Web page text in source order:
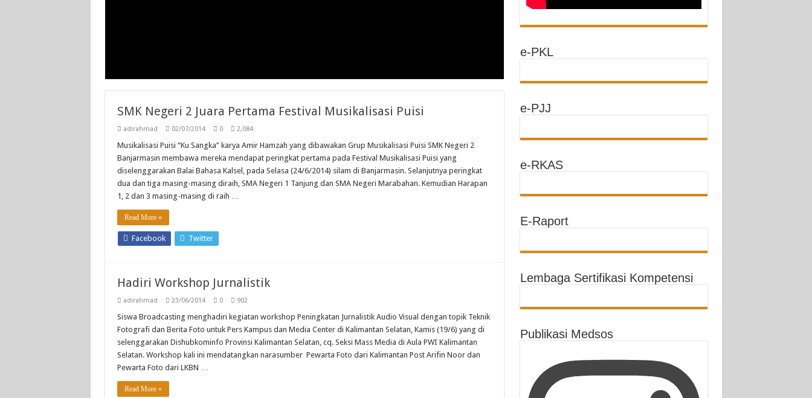
SMK Negeri 2 Juara Pertama Festival Musikalisasi Puisi
adirahmad 02/07/2014 0 2,084
Musikalisasi Puisi “Ku Sangka” karya Amir Hamzah yang dibawakan Grup Musikalisasi Puisi SMK Negeri 2
Banjarmasin membawa mereka mendapat peringkat pertama pada Festival Musikalisasi Puisi yang
diselenggarakan Balai Bahasa Kalsel, pada Selasa (24/6/2014) silam di Banjarmasin. Selanjutnya peringkat
dua dan tiga masing-masing diraih, SMA Negeri 1 Tanjung dan SMA Negeri Marabahan. Kemudian Harapan
1, 2 dan 3 masing-masing di raih …
Read More »
Facebook Twitter
Hadiri Workshop Jurnalistik
adirahmad 23/06/2014 0 902
Siswa Broadcasting menghadiri kegiatan workshop Peningkatan Jurnalistik Audio Visual dengan topik Teknik
Fotografi dan Berita Foto untuk Pers Kampus dan Media Center di Kalimantan Selatan, Kamis (19/6) yang di
selenggarakan Dishubkominfo Provinsi Kalimantan Selatan, cq. Seksi Mass Media di Aula PWI Kalimantan
Selatan. Workshop kali ini mendatangkan narasumber Pewarta Foto dari Kalimantan Post Arifin Noor dan
Pewarta Foto dari LKBN …
Read More »
e-PKL
e-PJJ
e-RKAS
E-Raport
Lembaga Sertifikasi Kompetensi
Publikasi Medsos